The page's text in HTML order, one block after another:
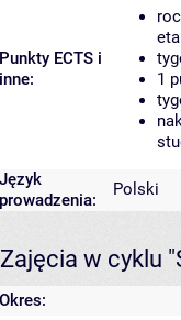
Punkty ECTS i
inne:
1
Język
prowadzenia:
Polski
Zajęcia w cyklu
Okres: